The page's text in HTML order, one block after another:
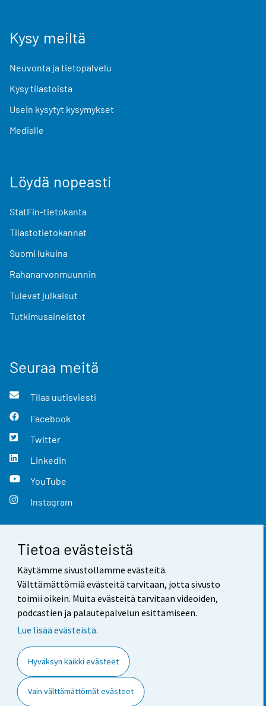
Tietoa evästeistä
Käytämme sivustollamme evästeitä.
Välttämättömiä evästeitä tarvitaan, jotta sivusto
toimii oikein. Muita evästeitä tarvitaan videoiden,
podcastien ja palautepalvelun esittämiseen.
Lue lisää evästeistä.
Hyväksyn kaikki evästeet
Vain välttämättömät evästeet
Kysy meiltä
Neuvonta ja tietopalvelu
Kysy tilastoista
Usein kysytyt kysymykset
Medialle
Löydä nopeasti
StatFin-tietokanta
Tilastotietokannat
Suomi lukuina
Rahanarvonmuunnin
Tulevat julkaisut
Tutkimusaineistot
Seuraa meitä
Tilaa uutisviesti
Facebook
Twitter
LinkedIn
YouTube
Instagram
Yhteystiedot
Palaute
Käyttöehdot
Saavutettavuus
Tietoa sivustosta
Evästeasetukset